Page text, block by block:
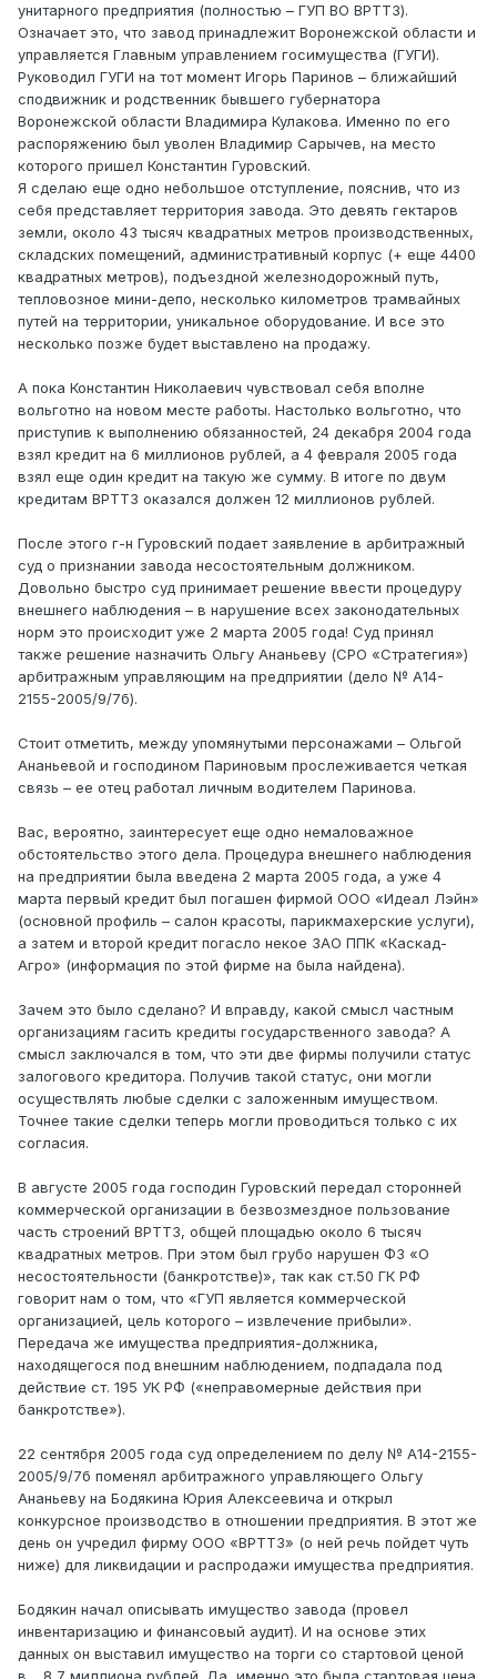
унитарного предприятия (полностью – ГУП ВО ВРТТЗ).
Означает это, что завод принадлежит Воронежской области и
управляется Главным управлением госимущества (ГУГИ).
Руководил ГУГИ на тот момент Игорь Паринов – ближайший
сподвижник и родственник бывшего губернатора
Воронежской области Владимира Кулакова. Именно по его
распоряжению был уволен Владимир Сарычев, на место
которого пришел Константин Гуровский.
Я сделаю еще одно небольшое отступление, пояснив, что из
себя представляет территория завода. Это девять гектаров
земли, около 43 тысяч квадратных метров производственных,
складских помещений, административный корпус (+ еще 4400
квадратных метров), подъездной железнодорожный путь,
тепловозное мини-депо, несколько километров трамвайных
путей на территории, уникальное оборудование. И все это
несколько позже будет выставлено на продажу.
А пока Константин Николаевич чувствовал себя вполне
вольготно на новом месте работы. Настолько вольготно, что
приступив к выполнению обязанностей, 24 декабря 2004 года
взял кредит на 6 миллионов рублей, а 4 февраля 2005 года
взял еще один кредит на такую же сумму. В итоге по двум
кредитам ВРТТЗ оказался должен 12 миллионов рублей.
После этого г-н Гуровский подает заявление в арбитражный
суд о признании завода несостоятельным должником.
Довольно быстро суд принимает решение ввести процедуру
внешнего наблюдения – в нарушение всех законодательных
норм это происходит уже 2 марта 2005 года! Суд принял
также решение назначить Ольгу Ананьеву (СРО «Стратегия»)
арбитражным управляющим на предприятии (дело № А14-
2155-2005/9/7б).
Стоит отметить, между упомянутыми персонажами – Ольгой
Ананьевой и господином Париновым прослеживается четкая
связь – ее отец работал личным водителем Паринова.
Вас, вероятно, заинтересует еще одно немаловажное
обстоятельство этого дела. Процедура внешнего наблюдения
на предприятии была введена 2 марта 2005 года, а уже 4
марта первый кредит был погашен фирмой ООО «Идеал Лэйн»
(основной профиль – салон красоты, парикмахерские услуги),
а затем и второй кредит погасло некое ЗАО ППК «Каскад-
Агро» (информация по этой фирме на была найдена).
Зачем это было сделано? И вправду, какой смысл частным
организациям гасить кредиты государственного завода? А
смысл заключался в том, что эти две фирмы получили статус
залогового кредитора. Получив такой статус, они могли
осуществлять любые сделки с заложенным имуществом.
Точнее такие сделки теперь могли проводиться только с их
согласия.
В августе 2005 года господин Гуровский передал сторонней
коммерческой организации в безвозмездное пользование
часть строений ВРТТЗ, общей площадью около 6 тысяч
квадратных метров. При этом был грубо нарушен ФЗ «О
несостоятельности (банкротстве)», так как ст.50 ГК РФ
говорит нам о том, что «ГУП является коммерческой
организацией, цель которого – извлечение прибыли».
Передача же имущества предприятия-должника,
находящегося под внешним наблюдением, подпадала под
действие ст. 195 УК РФ («неправомерные действия при
банкротстве»).
22 сентября 2005 года суд определением по делу № А14-2155-
2005/9/7б поменял арбитражного управляющего Ольгу
Ананьеву на Бодякина Юрия Алексеевича и открыл
конкурсное производство в отношении предприятия. В этот же
день он учредил фирму ООО «ВРТТЗ» (о ней речь пойдет чуть
ниже) для ликвидации и распродажи имущества предприятия.
Бодякин начал описывать имущество завода (провел
инвентаризацию и финансовый аудит). И на основе этих
данных он выставил имущество на торги со стартовой ценой